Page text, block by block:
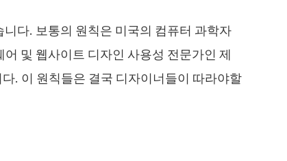
다. 보통의 원칙은 미국의 컴퓨터 과학자
및 웹사이트 디자인 사용성 전문가인 제
. 이 원칙들은 결국 디자이너들이 따라야할